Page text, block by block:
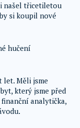
našel třicetiletou
si koupil nové
hučení
let. Měli jsme
který jsme před
analytička,